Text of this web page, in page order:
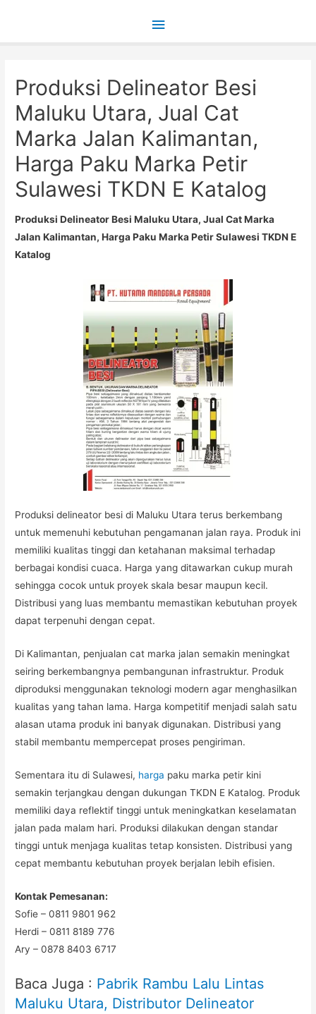
Main
Produksi Delineator Besi
Maluku Utara, Jual Cat
Marka Jalan Kalimantan,
Harga Paku Marka Petir
Sulawesi TKDN E Katalog
Produksi Delineator Besi Maluku Utara, Jual Cat Marka
Jalan Kalimantan, Harga Paku Marka Petir Sulawesi TKDN E
Katalog
Produksi delineator besi di Maluku Utara terus berkembang
untuk memenuhi kebutuhan pengamanan jalan raya. Produk ini
memiliki kualitas tinggi dan ketahanan maksimal terhadap
berbagai kondisi cuaca. Harga yang ditawarkan cukup murah
sehingga cocok untuk proyek skala besar maupun kecil.
Distribusi yang luas membantu memastikan kebutuhan proyek
dapat terpenuhi dengan cepat.
Di Kalimantan, penjualan cat marka jalan semakin meningkat
seiring berkembangnya pembangunan infrastruktur. Produk
diproduksi menggunakan teknologi modern agar menghasilkan
kualitas yang tahan lama. Harga kompetitif menjadi salah satu
alasan utama produk ini banyak digunakan. Distribusi yang
stabil membantu mempercepat proses pengiriman.
Sementara itu di Sulawesi, harga paku marka petir kini
semakin terjangkau dengan dukungan TKDN E Katalog. Produk
memiliki daya reflektif tinggi untuk meningkatkan keselamatan
jalan pada malam hari. Produksi dilakukan dengan standar
tinggi untuk menjaga kualitas tetap konsisten. Distribusi yang
cepat membantu kebutuhan proyek berjalan lebih efisien.
Kontak Pemesanan:
Sofie – 0811 9801 962
Herdi – 0811 8189 776
Ary – 0878 8403 6717
Baca Juga : Pabrik Rambu Lalu Lintas
Maluku Utara, Distributor Delineator